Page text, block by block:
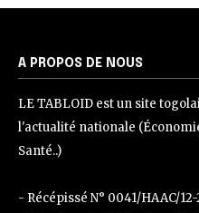
A PROPOS DE NOUS
LE TABLOID est un site
l'actualité nationale
Santé..)
- Récépissé N° 0041/HAAC/